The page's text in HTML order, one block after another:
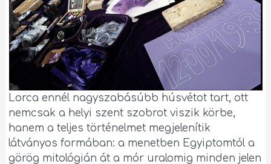
Lorca ennél nagyszabásúbb húsvétot tart, ott
nemcsak a helyi szent szobrot viszik körbe,
hanem a teljes történelmet megjelenítik
látványos formában: a menetben Egyiptomtól a
görög mitológián át a mór uralomig minden jelen